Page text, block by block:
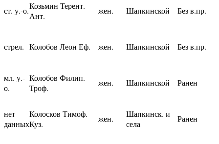
ст. у.-о.Козьмин Терент.
Ант.
жен. Шапкинской Без в.пр.
стрел. Колобов Леон Еф. жен. Шапкинской Без в.пр.
мл. у.-
о.
Колобов Филип.
Троф.
жен. Шапкинской Ранен
нет
данных
Колосков Тимоф.
Куз.
жен.
Шапкинск. и
села
Ранен